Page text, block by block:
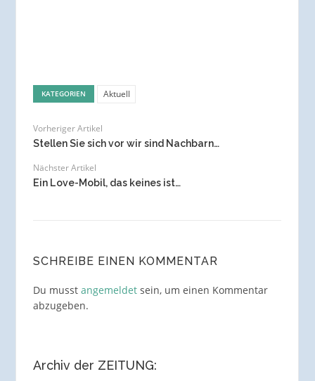
KATEGORIEN Aktuell
Vorheriger Artikel
Stellen Sie sich vor wir sind Nachbarn…
Nächster Artikel
Ein Love-Mobil, das keines ist…
SCHREIBE EINEN KOMMENTAR
Du musst angemeldetsein, um einen Kommentar
abzugeben.
Archiv der ZEITUNG: